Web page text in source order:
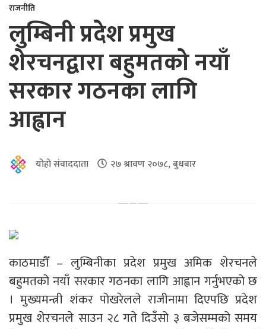
राजनीति
लुम्बिनी प्रदेश प्रमुख
शेरचनद्वारा बहुमतको नयाँ
सरकार गठनका लागि
आह्वान
योहो संवाददाता २७ श्रावण २०७८, बुधबार
काठमाडौँ – लुम्बिनीका प्रदेश प्रमुख अमिक शेरचनले
बहुमतको नयाँ सरकार गठनका लागि आह्वान गर्नुभएको छ
। मुख्यमन्त्री शंकर पोखरेलले राजीनामा दिएपछि प्रदेश
प्रमुख शेरचनले साउन २८ गते दिउँसो ३ बजेसम्मको समय